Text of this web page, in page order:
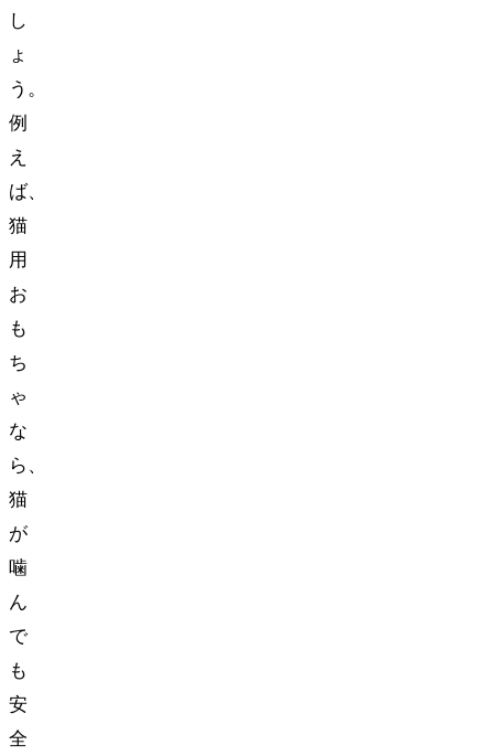
し
ょ
う。
例
え
ば、
猫
用
お
も
ち
ゃ
な
ら、
猫
が
噛
ん
で
も
安
全